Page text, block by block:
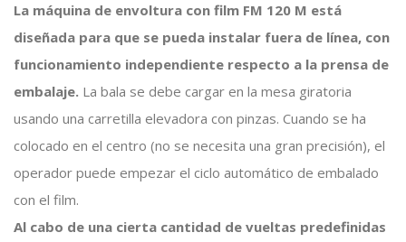
La máquina de envoltura con film FM 120 M está
diseñada para que se pueda instalar fuera de línea, con
funcionamiento independiente respecto a la prensa de
embalaje. La bala se debe cargar en la mesa giratoria
usando una carretilla elevadora con pinzas. Cuando se ha
colocado en el centro (no se necesita una gran precisión), el
operador puede empezar el ciclo automático de embalado
con el film.
Al cabo de una cierta cantidad de vueltas predefinidas